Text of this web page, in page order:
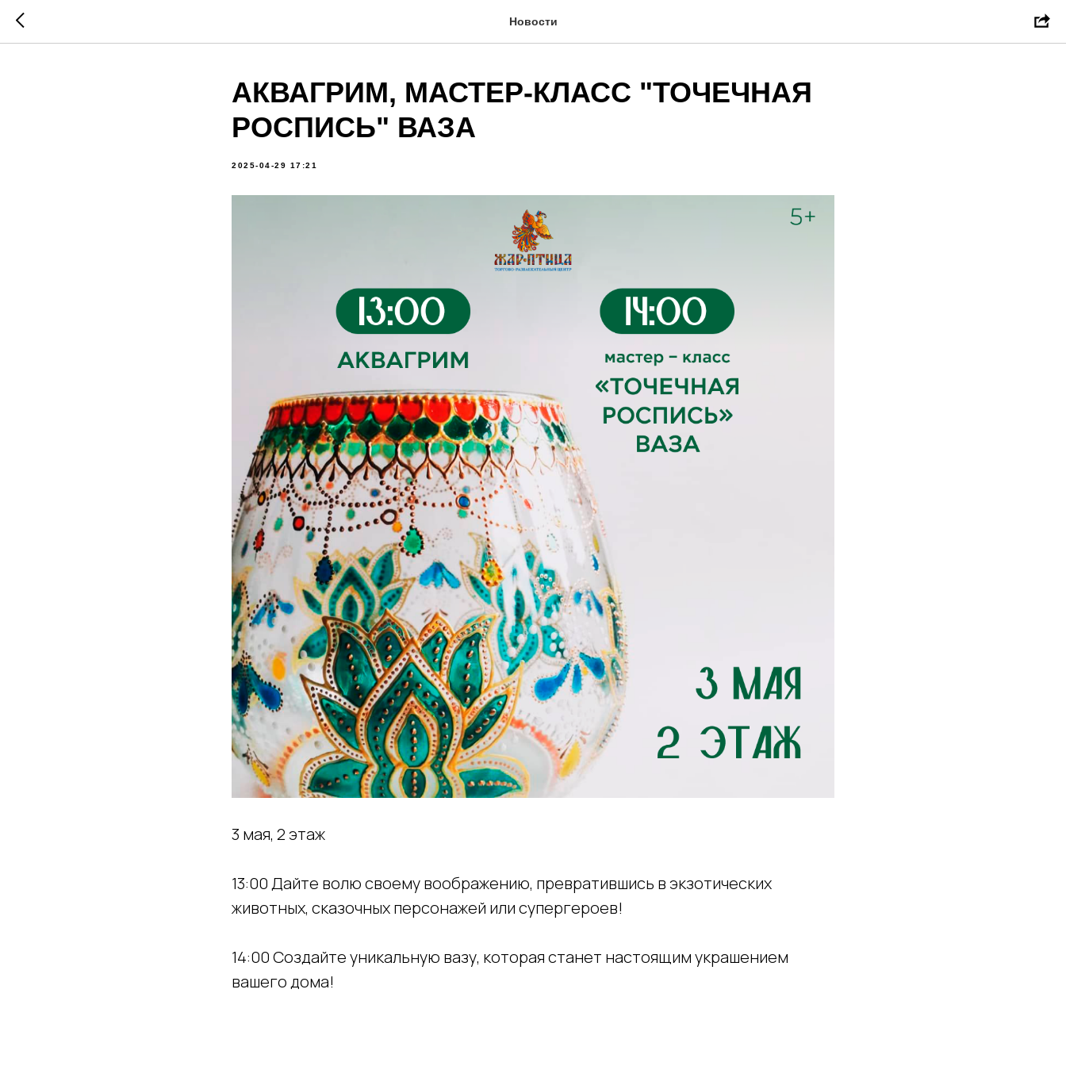
Новости
АКВАГРИМ, МАСТЕР-КЛАСС "ТОЧЕЧНАЯ
РОСПИСЬ" ВАЗА
2025-04-29 17:21
3 мая, 2 этаж
13:00 Дайте волю своему воображению, превратившись в экзотических
животных, сказочных персонажей или супергероев!
14:00 Создайте уникальную вазу, которая станет настоящим украшением
вашего дома!